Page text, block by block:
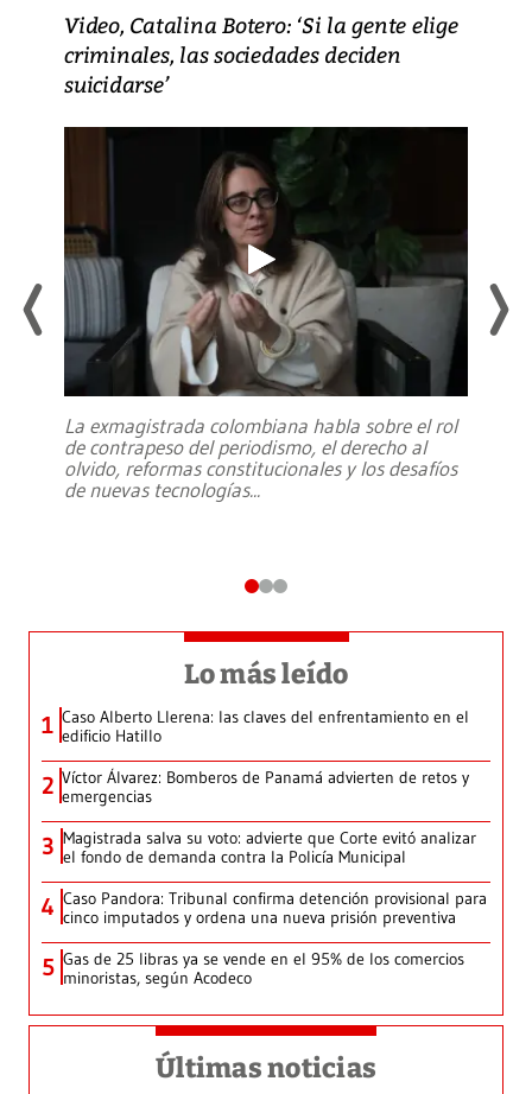
Video, Catalina Botero: ‘Si la gente elige
criminales, las sociedades deciden
suicidarse’
La exmagistrada colombiana habla sobre el rol
de contrapeso del periodismo, el derecho al
olvido, reformas constitucionales y los desafíos
de nuevas tecnologías...
Lo más leído
1 Caso Alberto Llerena: las claves del enfrentamiento en el
edificio Hatillo
2 Víctor Álvarez: Bomberos de Panamá advierten de retos y
emergencias
3 Magistrada salva su voto: advierte que Corte evitó analizar
el fondo de demanda contra la Policía Municipal
4 Caso Pandora: Tribunal confirma detención provisional para
cinco imputados y ordena una nueva prisión preventiva
5 Gas de 25 libras ya se vende en el 95% de los comercios
minoristas, según Acodeco
Últimas noticias